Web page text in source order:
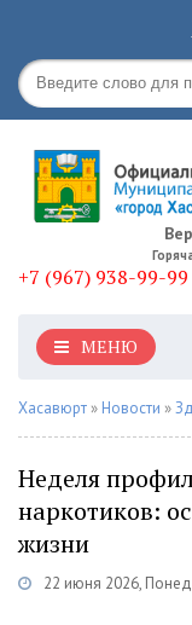
+7 (967) 938-99-99
МЕНЮ
Хасавюрт » Новости »
Неделя
наркотиков:
жизни
22 июня 2026,